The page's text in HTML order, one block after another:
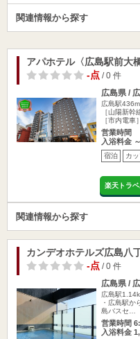
関連情報から探す
アパホテル〈広島駅前大橋
-点/ 0 件
広島県 /
広島駅436m
［山陽新
［市内電車
営業時間
入浴料金 ～
宿泊 カ
楽天トラ
関連情報から探す
カンデオホテルズ広島八
-点/ 0 件
広島県 /
広島駅
・広島駅か
島バスセ…
営業時間
入浴料金